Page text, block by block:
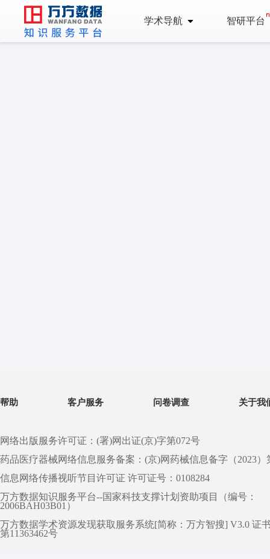
学术导航 智研平台
帮助 客户服务 问卷调查 关于我
网络出版服务许可证：(署)网出证(京)字第072号
药品医疗器械网络信息服务备案：(京)网药械信息备字（2023）
信息网络传播视听节目许可证 许可证号：0108284
万方数据知识服务平台--国家科技支撑计划资助项目（编号：
2006BAH03B01）
万方数据学术资源发现获取服务系统[简称：万方智搜] V3.0 证
第11363462号